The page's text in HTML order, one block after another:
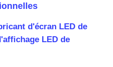
d'écran LED de
LED de